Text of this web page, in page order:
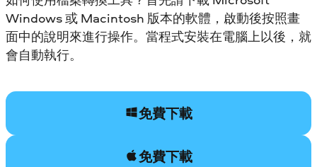
Windows 或 Macintosh 版本的軟體，啟動後按照畫
面中的說明來進行操作。當程式安裝在電腦上以後，就
會自動執行。
免費下載
免費下載